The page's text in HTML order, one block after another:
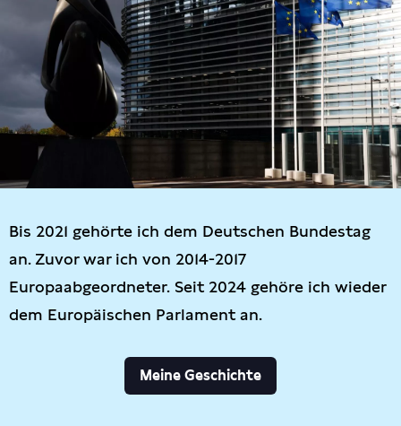
Bis 2021 gehörte ich dem Deutschen Bundestag
an. Zuvor war ich von 2014-2017
Europaabgeordneter. Seit 2024 gehöre ich wieder
dem Europäischen Parlament an.
Meine Geschichte